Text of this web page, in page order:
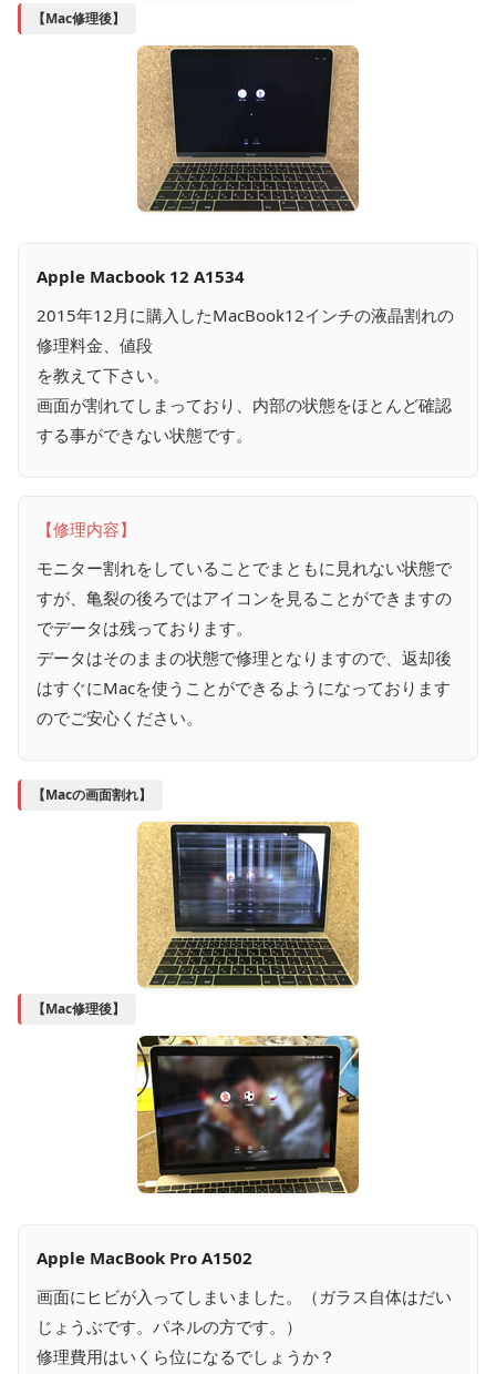
【Mac修理後】
Apple Macbook 12 A1534
2015年12月に購入したMacBook12インチの液晶割れの
修理料金、値段
を教えて下さい。
画面が割れてしまっており、内部の状態をほとんど確認
する事ができない状態です。
【修理内容】
モニター割れをしていることでまともに見れない状態で
すが、亀裂の後ろではアイコンを見ることができますの
でデータは残っております。
データはそのままの状態で修理となりますので、返却後
はすぐにMacを使うことができるようになっております
のでご安心ください。
【Macの画面割れ】
【Mac修理後】
Apple MacBook Pro A1502
画面にヒビが入ってしまいました。（ガラス自体はだい
じょうぶです。パネルの方です。）
修理費用はいくら位になるでしょうか？